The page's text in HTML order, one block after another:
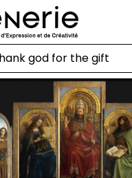
principal
Boitsfort
Boitsfort
god for the gift